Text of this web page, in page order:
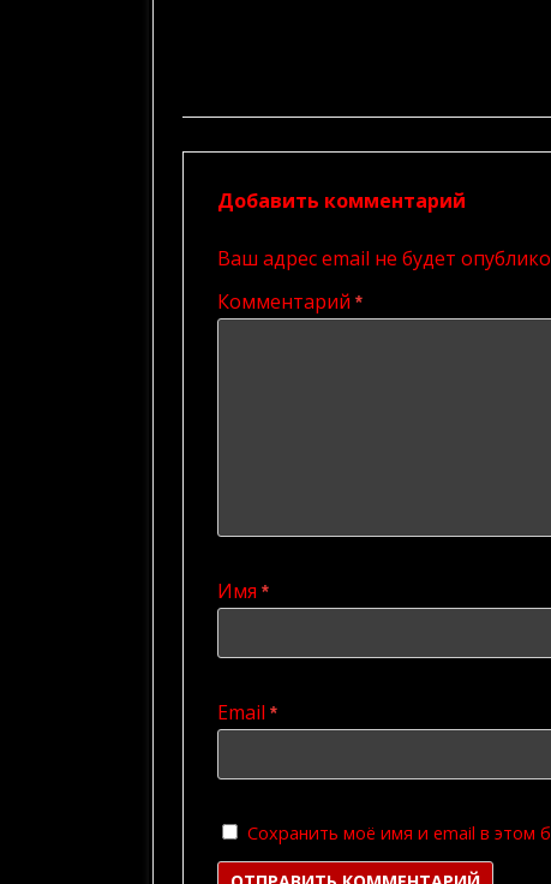
Добавить комментарий
Ваш адрес email не будет
Комментарий *
Имя *
Email *
Сохранить моё имя и email в этом